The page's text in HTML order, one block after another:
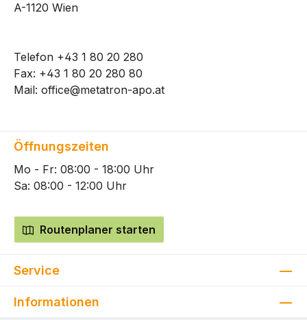
A-1120 Wien
Telefon +43 1 80 20 280
Fax: +43 1 80 20 280 80
Mail: office@metatron-apo.at
Öffnungszeiten
Mo - Fr: 08:00 - 18:00 Uhr
Sa: 08:00 - 12:00 Uhr
Routenplaner starten
Service
Informationen